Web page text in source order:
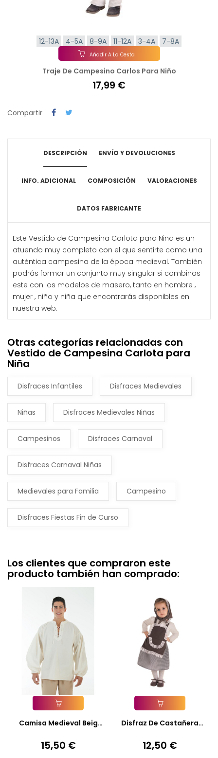
12-13A 4-5A 8-9A 11-12A 3-4A 7-8A
Añadir A La Cesta
Traje De Campesino Carlos Para Niño
17,99 €
Compartir
DESCRIPCIÓN ENVÍO Y DEVOLUCIONES
INFO. ADICIONAL COMPOSICIÓN VALORACIONES
DATOS FABRICANTE
Este Vestido de Campesina Carlota para Niña es un
atuendo muy completo con el que sentirte como una
auténtica campesina de la época medieval. También
podrás formar un conjunto muy singular si combinas
este con los modelos de masero, tanto en hombre ,
mujer , niño y niña que encontrarás disponibles en
nuestra web.
Otras categorías relacionadas con
Vestido de Campesina Carlota para
Niña
Disfraces Infantiles Disfraces Medievales
Niñas Disfraces Medievales Niñas
Campesinos Disfraces Carnaval
Disfraces Carnaval Niñas
Medievales para Familia Campesino
Disfraces Fiestas Fin de Curso
Los clientes que compraron este
producto también han comprado:
Añadir A La Cesta
Camisa Medieval Beig
Precio
15,50 €
Añadir A La Cesta
Disfraz De Castañera
Precio
12,50 €